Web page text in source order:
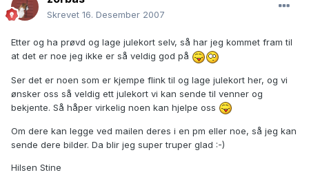
Skrevet 16. Desember 2007
Etter og ha prøvd og lage julekort selv, så har jeg kommet fram til
at det er noe jeg ikke er så veldig god på
Ser det er noen som er kjempe flink til og lage julekort her, og vi
ønsker oss så veldig ett julekort vi kan sende til venner og
bekjente. Så håper virkelig noen kan hjelpe oss
Om dere kan legge ved mailen deres i en pm eller noe, så jeg kan
sende dere bilder. Da blir jeg super truper glad :-)
Hilsen Stine